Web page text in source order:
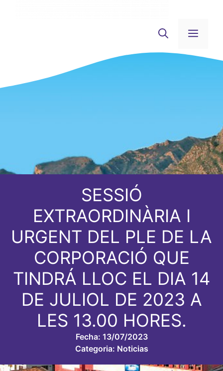
SESSIÓ
EXTRAORDINÀRIA I
URGENT DEL PLE DE LA
CORPORACIÓ QUE
TINDRÁ LLOC EL DIA 14
DE JULIOL DE 2023 A
LES 13.00 HORES.
Fecha: 13/07/2023
Categoria: Noticias